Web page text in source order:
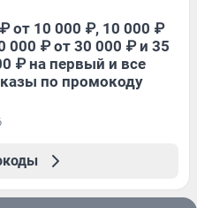
от 10 000 ₽, 10 000 ₽
000 ₽ от 30 000 ₽ и 35
₽ на первый и все
по промокоду